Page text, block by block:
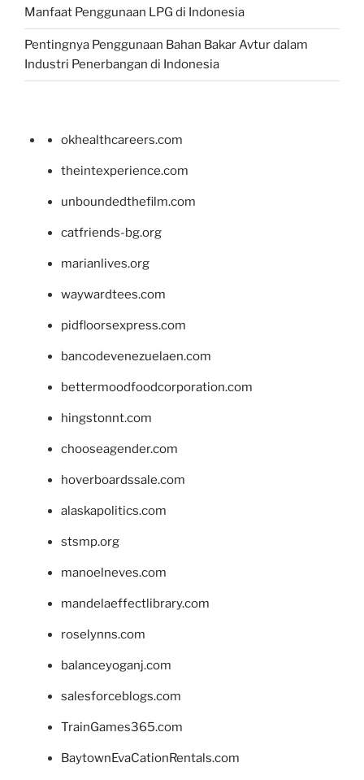
Manfaat Penggunaan LPG di Indonesia
Pentingnya Penggunaan Bahan Bakar Avtur dalam
Industri Penerbangan di Indonesia
okhealthcareers.com
theintexperience.com
unboundedthefilm.com
catfriends-bg.org
marianlives.org
waywardtees.com
pidfloorsexpress.com
bancodevenezuelaen.com
bettermoodfoodcorporation.com
hingstonnt.com
chooseagender.com
hoverboardssale.com
alaskapolitics.com
stsmp.org
manoelneves.com
mandelaeffectlibrary.com
roselynns.com
balanceyoganj.com
salesforceblogs.com
TrainGames365.com
BaytownEvaCationRentals.com